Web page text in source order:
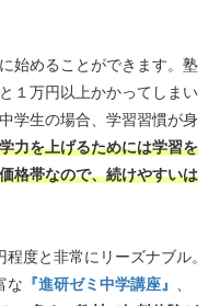
始めることができます。塾
１万円以上かかってしまい
学生の場合、学習習慣が身
学力を上げるためには学習を
格帯なので、続けやすいは
度と非常にリーズナブル。
な 『進研ゼミ中学講座』